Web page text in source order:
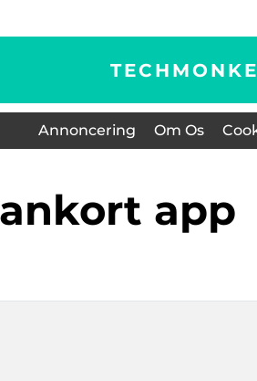
Annoncering Om Os
dankort app